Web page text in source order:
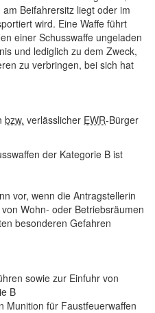
Beifahrersitz liegt oder im
wird. Eine Waffe führt
einer Schusswaffe ungeladen
und lediglich zu dem Zweck,
zu verbringen, bei sich hat
bzw. verlässlicher EWR-Bürger
der Kategorie B ist
vor, wenn die Antragstellerin
Wohn- oder Betriebsräumen
besonderen Gefahren
sowie zur Einfuhr von
B
Munition für Faustfeuerwaffen